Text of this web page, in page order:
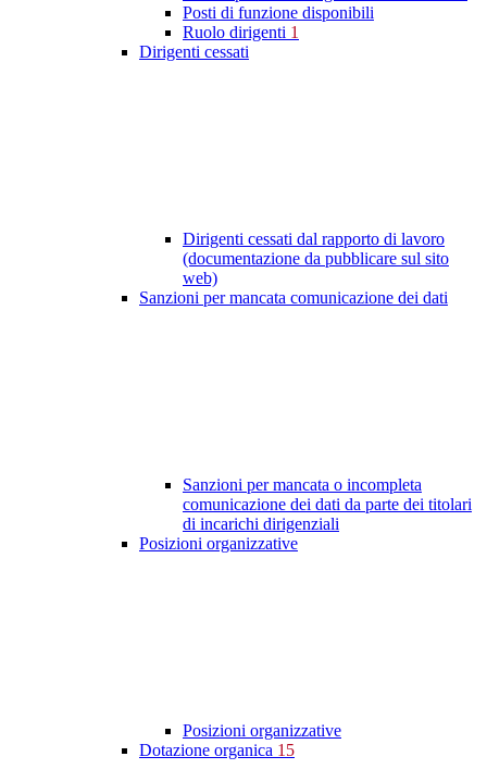
Posti di funzione disponibili
Ruolo dirigenti 1
Dirigenti cessati
Dirigenti cessati dal rapporto di lavoro
(documentazione da pubblicare sul sito
web)
Sanzioni per mancata comunicazione dei dati
Sanzioni per mancata o incompleta
comunicazione dei dati da parte dei titolari
di incarichi dirigenziali
Posizioni organizzative
Posizioni organizzative
Dotazione organica 15